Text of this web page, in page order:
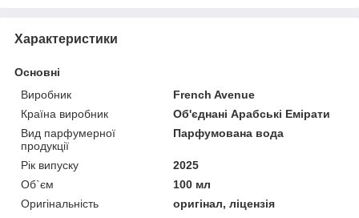
Характеристики
Основні
Виробник
French Avenue
Країна виробник
Об'єднані Арабські Емірати
Вид парфумерної
продукції
Парфумована вода
Рік випуску
2025
Об`єм
100 мл
Оригінальність
оригінал, ліцензія